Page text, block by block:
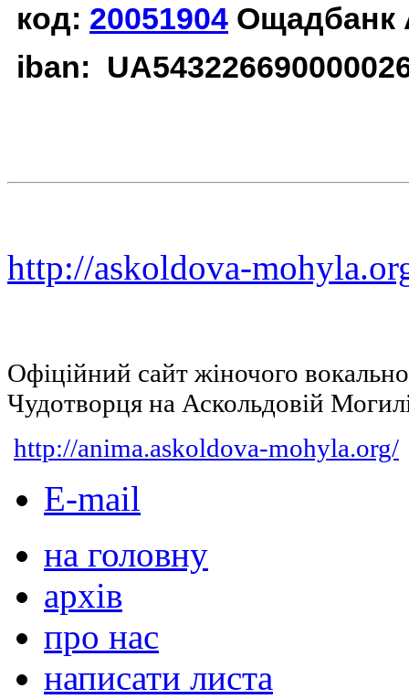
код: 20051904 Ощадбанк
iban:
http://askoldova-
Офіційний сайт жіночого
Чудотворця на Аскольдовій
http://anima.askoldova-mohyla.org/
E-mail
на головну
архів
про нас
написати листа